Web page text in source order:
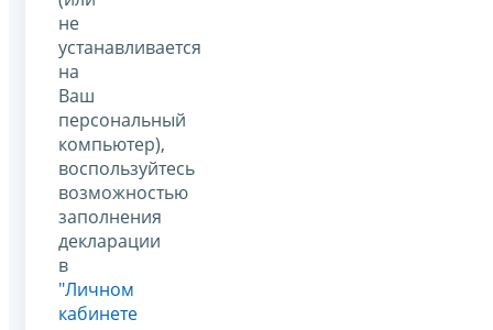
не
устанавливается
на
Ваш
персональный
компьютер),
воспользуйтесь
возможностью
заполнения
декларации
в
"Личном
кабинете